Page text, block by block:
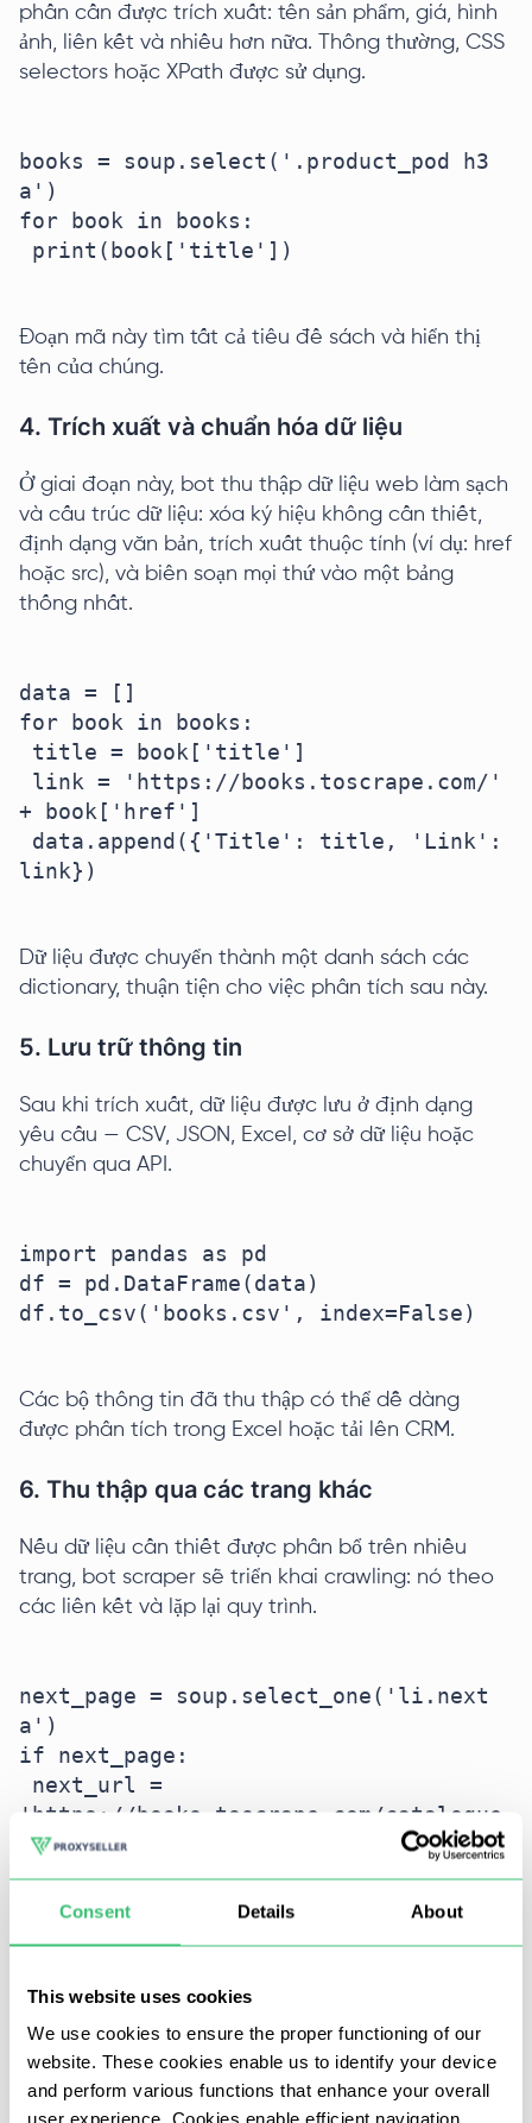
Consent Details About
This website uses cookies
We use cookies to ensure the proper functioning of our
website. These cookies enable us to identify your device
and perform various functions that enhance your overall
user experience. Cookies enable efficient navigation
phần cần được trích xuất: tên sản phẩm, giá, hình
ảnh, liên kết và nhiều hơn nữa. Thông thường, CSS
selectors hoặc XPath được sử dụng.
books = soup.select('.product_pod h3
a')
for book in books:
Đoạn mã này tìm tất cả tiêu đề sách và hiển thị
tên của chúng.
4. Trích xuất và chuẩn hóa dữ liệu
Ở giai đoạn này, bot thu thập dữ liệu web làm sạch
và cấu trúc dữ liệu: xóa ký hiệu không cần thiết,
định dạng văn bản, trích xuất thuộc tính (ví dụ: href
hoặc src), và biên soạn mọi thứ vào một bảng
thống nhất.
data = []
for book in books:
+ book['href']
link})
Dữ liệu được chuyển thành một danh sách các
dictionary, thuận tiện cho việc phân tích sau này.
5. Lưu trữ thông tin
Sau khi trích xuất, dữ liệu được lưu ở định dạng
yêu cầu — CSV, JSON, Excel, cơ sở dữ liệu hoặc
chuyển qua API.
import pandas as pd
df = pd.DataFrame(data)
df.to_csv('books.csv', index=False)
Các bộ thông tin đã thu thập có thể dễ dàng
được phân tích trong Excel hoặc tải lên CRM.
6. Thu thập qua các trang khác
Nếu dữ liệu cần thiết được phân bổ trên nhiều
trang, bot scraper sẽ triển khai crawling: nó theo
các liên kết và lặp lại quy trình.
next_page = soup.select_one('li.next
a')
if next_page:
'https://books.toscrape.com/catalogue
/' + next_page['href']
print('Next page:', next_url)
động (qua JavaScript), các engine trình duyệt như
cho phép bot tương tác với DOM, chờ các phần tử
cần thiết xuất hiện và thực hiện hành động — ví
dụ: nhấp nút hoặc nhập dữ liệu vào biểu mẫu.